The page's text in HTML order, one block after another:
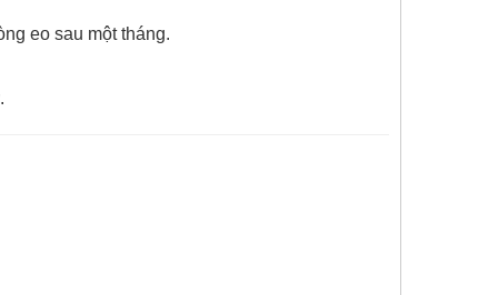
eo sau một tháng.